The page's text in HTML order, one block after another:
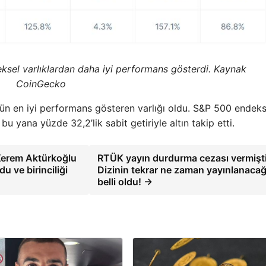
varlıklardan daha iyi performans gösterdi. Kaynak
CoinGecko
en iyi performans gösteren varlığı oldu. S&P 500
yana yüzde 32,2’lik sabit getiriyle altın takip etti.
Aktürkoğlu
ve birinciliği
RTÜK yayın durdurma cezası
Dizinin tekrar ne zaman
belli oldu! →